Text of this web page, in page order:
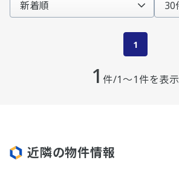
1 件/1～1件を表示
1
近隣の物件情報